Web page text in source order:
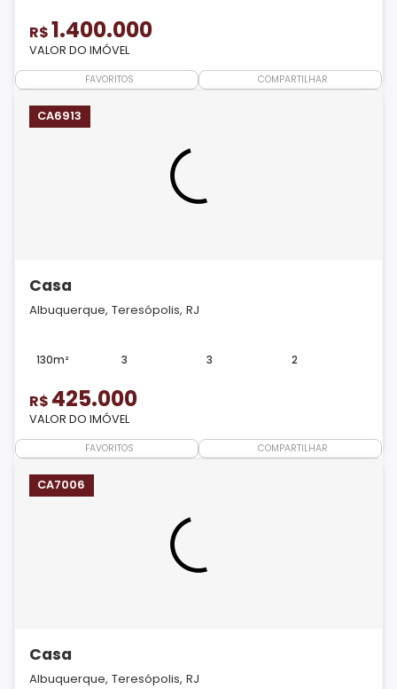
R$1.400.000
VALOR DO IMÓVEL
FAVORITOS COMPARTILHAR
CA6913
Casa
Albuquerque, Teresópolis, RJ
130m² 3 3 2
R$ 425.000
VALOR DO IMÓVEL
FAVORITOS COMPARTILHAR
CA7006
Casa
Albuquerque, Teresópolis, RJ